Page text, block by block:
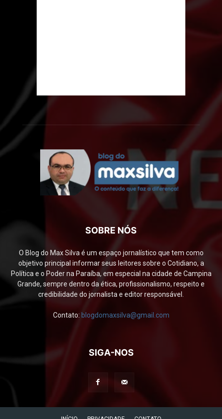
SOBRE NÓS
O Blog do Max Silva é um espaço jornalístico que tem como
objetivo principal informar seus leitores sobre o Cotidiano, a
Política e o Poder na Paraíba, em especial na cidade de Campina
Grande, sempre dentro da ética, profissionalismo, respeito e
credibilidade do jornalista e editor responsável.
Contato: blogdomaxsilva@gmail.com
SIGA-NOS